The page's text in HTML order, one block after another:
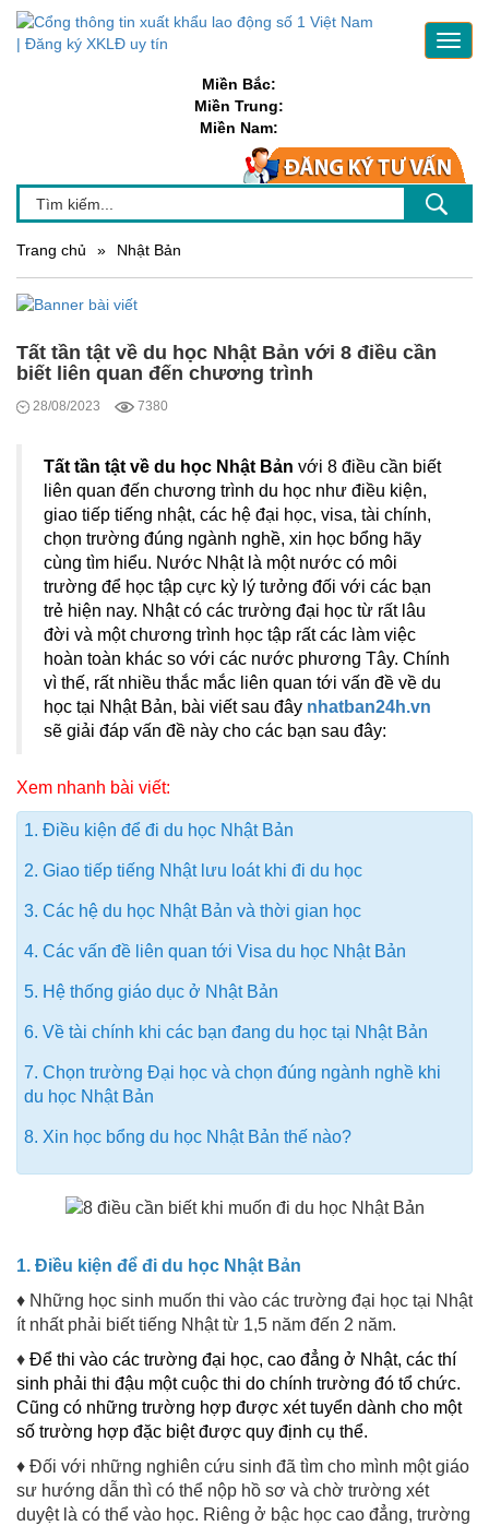
Miền Bắc:
Miền Trung:
Miền Nam:
Trang chủ » Nhật Bản
Tất tần tật về du học Nhật Bản với 8 điều cần
biết liên quan đến chương trình
28/08/2023 7380
Tất tần tật về du học Nhật Bản với 8 điều cần biết
liên quan đến chương trình du học như điều kiện,
giao tiếp tiếng nhật, các hệ đại học, visa, tài chính,
chọn trường đúng ngành nghề, xin học bổng hãy
cùng tìm hiểu. Nước Nhật là một nước có môi
trường để học tập cực kỳ lý tưởng đối với các bạn
trẻ hiện nay. Nhật có các trường đại học từ rất lâu
đời và một chương trình học tập rất các làm việc
hoàn toàn khác so với các nước phương Tây. Chính
vì thế, rất nhiều thắc mắc liên quan tới vấn đề về du
học tại Nhật Bản, bài viết sau đây nhatban24h.vn
sẽ giải đáp vấn đề này cho các bạn sau đây:
Xem nhanh bài viết:
1. Điều kiện để đi du học Nhật Bản
2. Giao tiếp tiếng Nhật lưu loát khi đi du học
3. Các hệ du học Nhật Bản và thời gian học
4. Các vấn đề liên quan tới Visa du học Nhật Bản
5. Hệ thống giáo dục ở Nhật Bản
6. Về tài chính khi các bạn đang du học tại Nhật Bản
7. Chọn trường Đại học và chọn đúng ngành nghề khi
du học Nhật Bản
8. Xin học bổng du học Nhật Bản thế nào?
1. Điều kiện để đi du học Nhật Bản
♦ Những học sinh muốn thi vào các trường đại học tại Nhật
ít nhất phải biết tiếng Nhật từ 1,5 năm đến 2 năm.
♦ Để thi vào các trường đại học, cao đẳng ở Nhật, các thí
sinh phải thi đậu một cuộc thi do chính trường đó tổ chức.
Cũng có những trường hợp được xét tuyển dành cho một
số trường hợp đặc biệt được quy định cụ thể.
♦ Đối với những nghiên cứu sinh đã tìm cho mình một giáo
sư hướng dẫn thì có thể nộp hồ sơ và chờ trường xét
duyệt là có thể vào học. Riêng ở bậc học cao đẳng, trường